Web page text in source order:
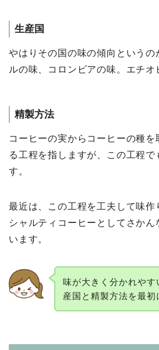
生産国
やはりその国の味の傾向というの
ルの味、コロンビアの味。エチオ
精製⽅法
コーヒーの実からコーヒーの種
る⼯程を指しますが、この⼯程で
す。
最近は、この⼯程を⼯夫して味作
シャルティコーヒーとしてさかん
います。
味が⼤きく分かれやす
産国と精製方法を最初